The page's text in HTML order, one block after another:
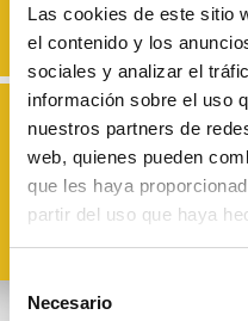
Las cookies de este sitio
el contenido y los
sociales y analizar el
información sobre el uso
nuestros partners de
web, quienes pueden
que les haya
partir del uso que haya
Selección
Necesario
LE
Acepto los términos y condiciones de uso
Marque si no desea recibir